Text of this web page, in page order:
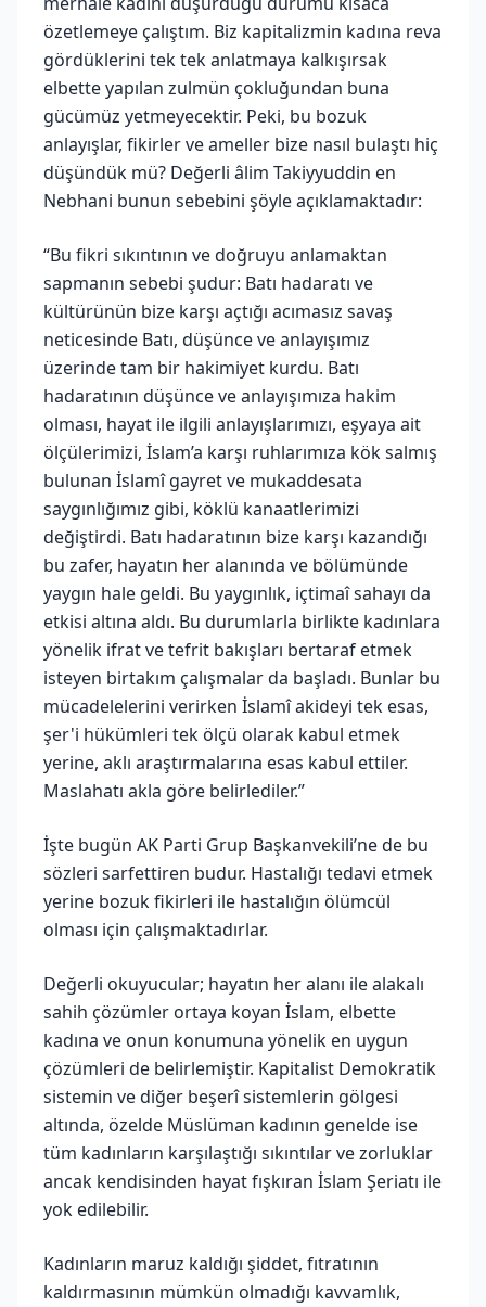
özetlemeye çalıştım. Biz kapitalizmin kadına reva
gördüklerini tek tek anlatmaya kalkışırsak
elbette yapılan zulmün çokluğundan buna
gücümüz yetmeyecektir. Peki, bu bozuk
anlayışlar, fikirler ve ameller bize nasıl bulaştı hiç
düşündük mü? Değerli âlim Takiyyuddin en
Nebhani bunun sebebini şöyle açıklamaktadır:
“Bu fikri sıkıntının ve doğruyu anlamaktan
sapmanın sebebi şudur: Batı hadaratı ve
kültürünün bize karşı açtığı acımasız savaş
neticesinde Batı, düşünce ve anlayışımız
üzerinde tam bir hakimiyet kurdu. Batı
hadaratının düşünce ve anlayışımıza hakim
olması, hayat ile ilgili anlayışlarımızı, eşyaya ait
ölçülerimizi, İslam’a karşı ruhlarımıza kök salmış
bulunan İslamî gayret ve mukaddesata
saygınlığımız gibi, köklü kanaatlerimizi
değiştirdi. Batı hadaratının bize karşı kazandığı
bu zafer, hayatın her alanında ve bölümünde
yaygın hale geldi. Bu yaygınlık, içtimaî sahayı da
etkisi altına aldı. Bu durumlarla birlikte kadınlara
yönelik ifrat ve tefrit bakışları bertaraf etmek
isteyen birtakım çalışmalar da başladı. Bunlar bu
mücadelelerini verirken İslamî akideyi tek esas,
şer'i hükümleri tek ölçü olarak kabul etmek
yerine, aklı araştırmalarına esas kabul ettiler.
Maslahatı akla göre belirlediler.”
İşte bugün AK Parti Grup Başkanvekili’ne de bu
sözleri sarfettiren budur. Hastalığı tedavi etmek
yerine bozuk fikirleri ile hastalığın ölümcül
olması için çalışmaktadırlar.
Değerli okuyucular; hayatın her alanı ile alakalı
sahih çözümler ortaya koyan İslam, elbette
kadına ve onun konumuna yönelik en uygun
çözümleri de belirlemiştir. Kapitalist Demokratik
sistemin ve diğer beşerî sistemlerin gölgesi
altında, özelde Müslüman kadının genelde ise
tüm kadınların karşılaştığı sıkıntılar ve zorluklar
ancak kendisinden hayat fışkıran İslam Şeriatı ile
yok edilebilir.
Kadınların maruz kaldığı şiddet, fıtratının
kaldırmasının mümkün olmadığı kavvamlık,